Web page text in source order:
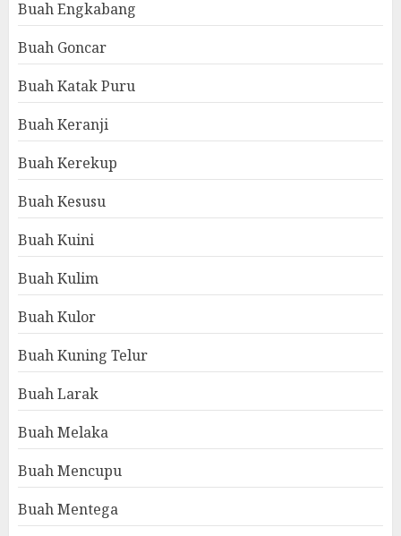
Buah Engkabang
Buah Goncar
Buah Katak Puru
Buah Keranji
Buah Kerekup
Buah Kesusu
Buah Kuini
Buah Kulim
Buah Kulor
Buah Kuning Telur
Buah Larak
Buah Melaka
Buah Mencupu
Buah Mentega